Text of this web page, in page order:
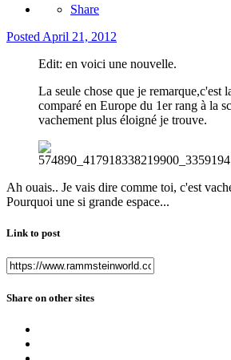
Share
Posted April 21, 2012
Edit: en voici une nouvelle.
La seule chose que je remarque,c'est
comparé en Europe du 1er rang à la
vachement plus éloigné je trouve.
Ah ouais.. Je vais dire comme toi, c'est
Pourquoi une si grande espace...
Link to post
Share on other sites